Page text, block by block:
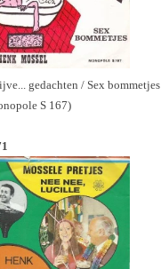
gedachten / Sex bommetjes
S 167)